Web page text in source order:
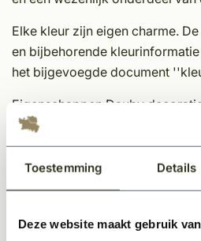
Toestemming Details
Deze website maakt gebruik
Elke kleur zijn eigen charme.
en bijbehorende
het bijgevoegde document
Eigenschappen Dauby
Unieke afwerking
In meerdere kleuren en
Onderhoudsvriendelijk